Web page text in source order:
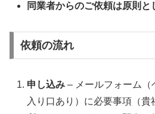
同業者からのご依頼は原則と
依頼の流れ
申し込み – メールフォーム（
入り口あり）に必要事項（